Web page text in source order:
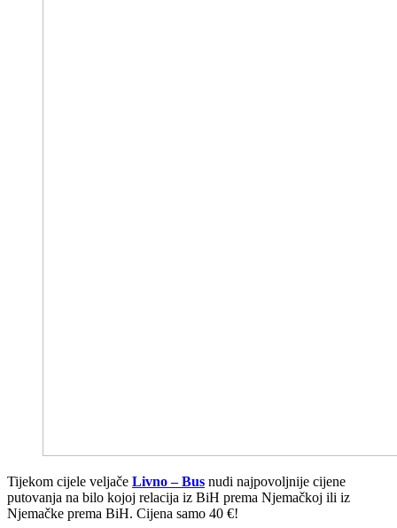
Tijekom cijele veljače Livno – Bus nudi najpovoljnije cijene
putovanja na bilo kojoj relacija iz BiH prema Njemačkoj ili iz
Njemačke prema BiH. Cijena samo 40 €!